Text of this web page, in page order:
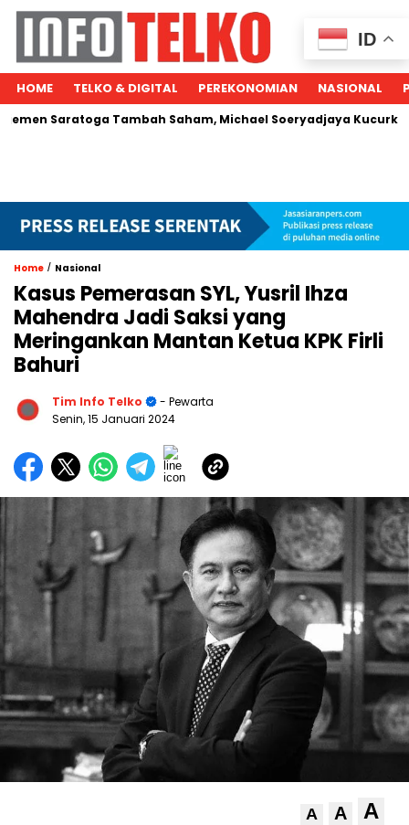
HOME TELKO & DIGITAL PEREKONOMIAN NASIONAL
Tambah Saham, Michael Soeryadjaya Kucurkan Rp287
Home / Nasional
Kasus Pemerasan SYL, Yusril Ihza
Mahendra Jadi Saksi yang
Meringankan Mantan Ketua KPK Firli
Bahuri
Tim Info Telko
- Pewarta
Senin, 15 Januari 2024
A A A
ID